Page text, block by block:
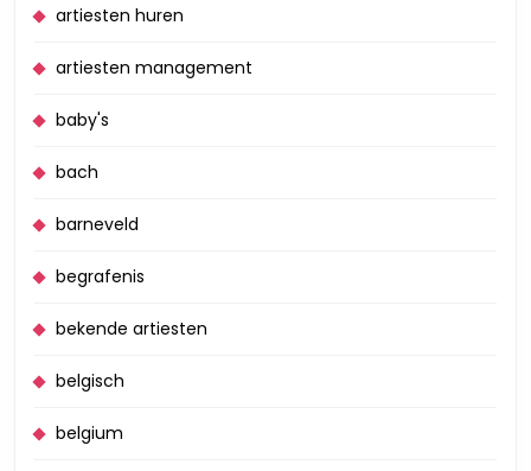
artiesten huren
artiesten management
baby's
bach
barneveld
begrafenis
bekende artiesten
belgisch
belgium